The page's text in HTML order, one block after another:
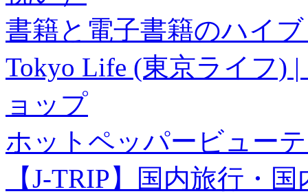
書籍と電子書籍のハイ
Tokyo Life (東京ライフ)
ョップ
ホットペッパービュー
【J-TRIP】国内旅行・